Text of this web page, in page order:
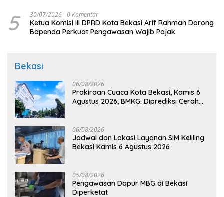
5 30/07/2026 0 Komentar
Ketua Komisi III DPRD Kota Bekasi Arif Rahman Dorong
Bapenda Perkuat Pengawasan Wajib Pajak
Bekasi
06/08/2026
Prakiraan Cuaca Kota Bekasi, Kamis 6
Agustus 2026, BMKG: Diprediksi Cerah
06/08/2026
Jadwal dan Lokasi Layanan SIM Keliling
Bekasi Kamis 6 Agustus 2026
05/08/2026
Pengawasan Dapur MBG di Bekasi
Diperketat